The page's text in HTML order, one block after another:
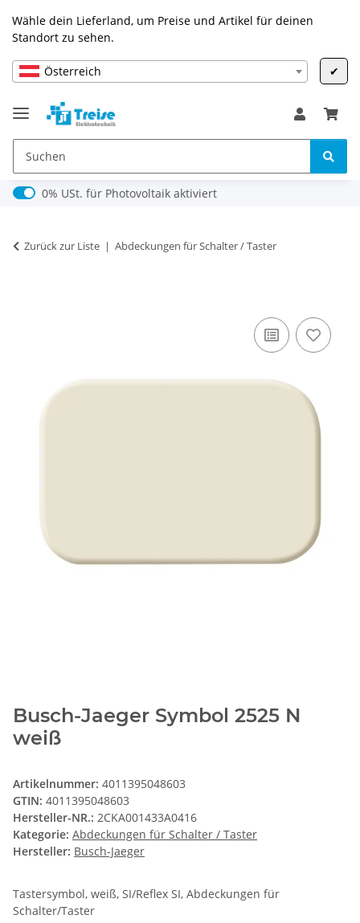
Wähle dein Lieferland, um Preise und Artikel für deinen
Standort zu sehen.
Österreich ✔
0% USt. für Photovoltaik (§ 12 Abs. 3 UStG)
0% USt. für Photovoltaik aktiviert
Zurück zur Liste Abdeckungen für Schalter / Taster
Busch-Jaeger Symbol 2525 N
weiß
Artikelnummer: 4011395048603
GTIN: 4011395048603
Hersteller-NR.: 2CKA001433A0416
Kategorie: Abdeckungen für Schalter / Taster
Hersteller: Busch-Jaeger
Tastersymbol, weiß, SI/Reflex SI, Abdeckungen für
Schalter/Taster